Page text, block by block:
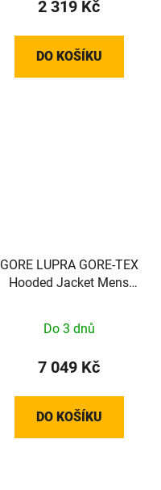
2 319 Kč
DO KOŠÍKU
GORE LUPRA GORE-TEX
Hooded Jacket Mens
Do 3 dnů
7 049 Kč
DO KOŠÍKU